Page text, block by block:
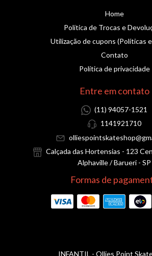
Home
Política de Trocas e
Utilização de cupons (Políticas
Contato
Política de privacidade
Entre em contato
(11) 94057-1521
1141921710
Calçada das Hortensias - 123
Alphaville / Barueri - SP
Formas de
INFANTIL - Ollies Point